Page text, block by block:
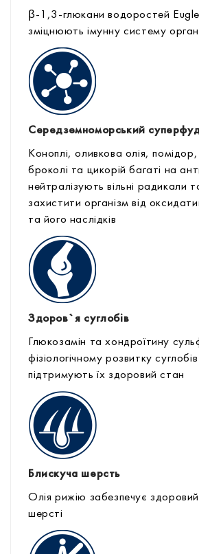
β-1,3-глюкани водоростей
зміцнюють імунну систему
Середземноморський
Коноплі, оливкова олія,
броколі та цикорій багаті на
нейтралізують вільні радикали
захистити організм від
та його наслідків
Здоров`я суглобів
Глюкозамін та хондроїтину
фізіологічному розвитку
підтримують їх здоровий стан
Блискуча шерсть
Олія рижію забезпечує
шерсті